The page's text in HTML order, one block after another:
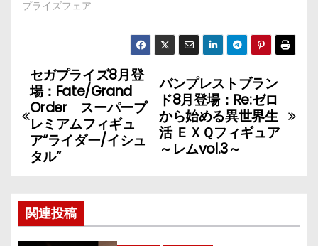
プライズフェア
投
稿
ナ
ビ
ゲ
ー
バンプレストブラン
ド8月登場：Re:ゼロ
から始める異世界生
活 ＥＸＱフィギュア
～レムvol.3～
セガプライズ8月登
場：Fate/Grand
Order スーパープ
レミアムフィギュ
ア“ライダー/イシュ
タル”
関連投稿